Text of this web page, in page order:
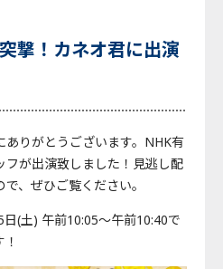
撃！カネオ君に出演
りがとうございます。NHK有
が出演致しました！見逃し配
、ぜひご覧ください。
(土) 午前10:05〜午前10:40で